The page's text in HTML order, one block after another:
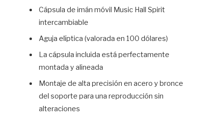
Cápsula de imán móvil Music Hall Spirit
intercambiable
Aguja elíptica (valorada en 100 dólares)
La cápsula incluida está perfectamente
montada y alineada
Montaje de alta precisión en acero y bronce
del soporte para una reproducción sin
alteraciones